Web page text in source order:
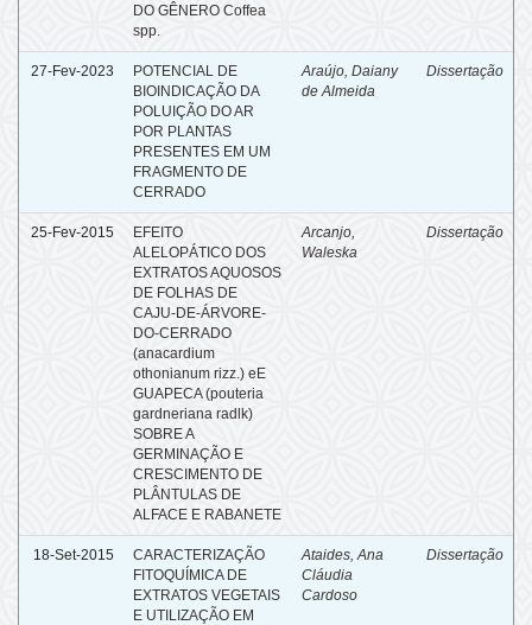
DO GÊNERO Coffea
spp.
27-Fev-2023
POTENCIAL DE
BIOINDICAÇÃO DA
POLUIÇÃO DO AR
POR PLANTAS
PRESENTES EM UM
FRAGMENTO DE
CERRADO
Araújo, Daiany
de Almeida
Dissertação
25-Fev-2015
EFEITO
ALELOPÁTICO DOS
EXTRATOS AQUOSOS
DE FOLHAS DE
CAJU-DE-ÁRVORE-
DO-CERRADO
(anacardium
othonianum rizz.) eE
GUAPECA (pouteria
gardneriana radlk)
SOBRE A
GERMINAÇÃO E
CRESCIMENTO DE
PLÂNTULAS DE
ALFACE E RABANETE
Arcanjo,
Waleska
Dissertação
18-Set-2015
CARACTERIZAÇÃO
FITOQUÍMICA DE
EXTRATOS VEGETAIS
E UTILIZAÇÃO EM
Ataides, Ana
Cláudia
Cardoso
Dissertação